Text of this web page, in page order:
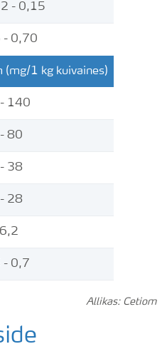
- 0,15
- 0,70
(mg/1 kg kuivaines)
140
80
38
28
- 0,7
Allikas: Cetiom